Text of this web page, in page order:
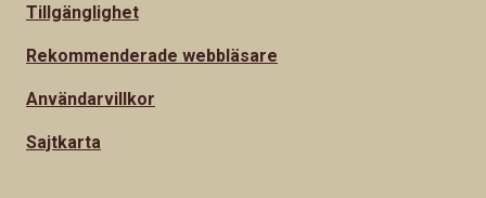
Tillgänglighet
Rekommenderade webbläsare
Användarvillkor
Sajtkarta